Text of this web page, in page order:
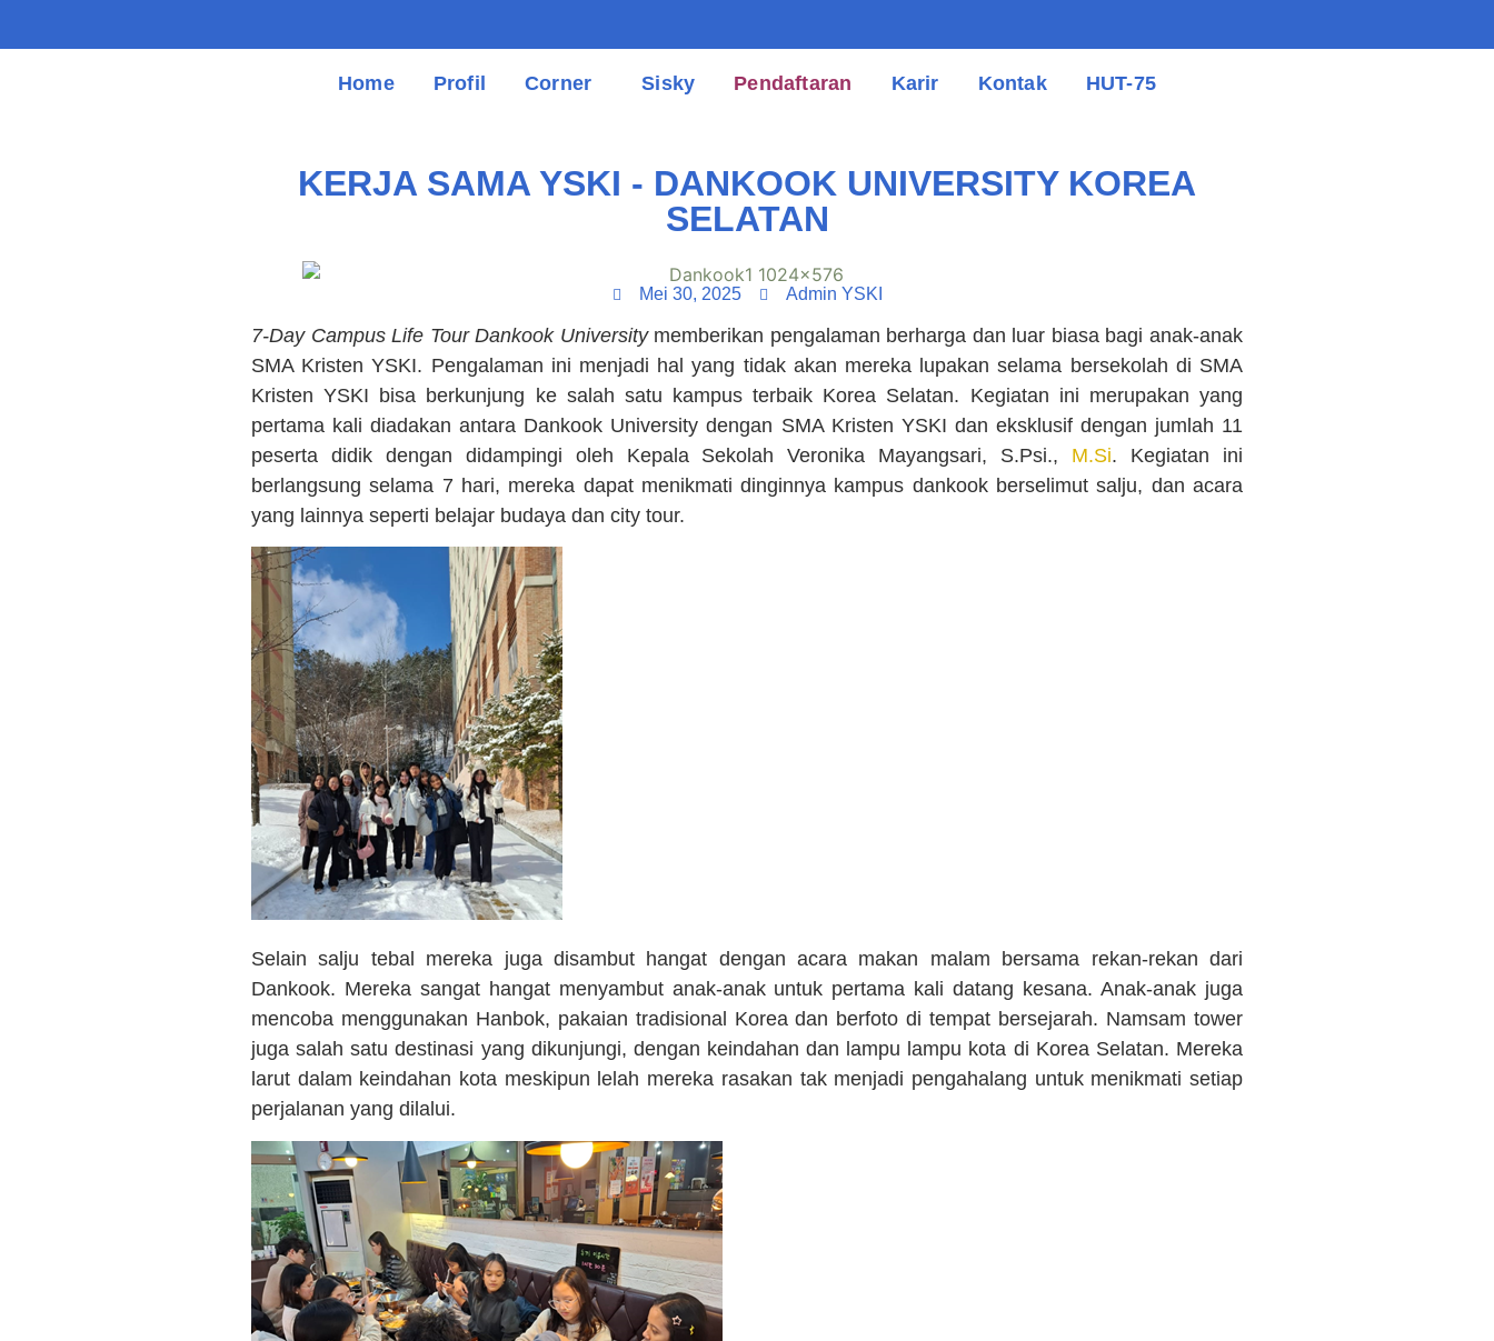
Home Profil Corner Sisky Pendaftaran Karir Kontak HUT-75
KERJA SAMA YSKI - DANKOOK UNIVERSITY KOREA
SELATAN
Mei 30, 2025 Admin YSKI
7-Day Campus Life Tour Dankook University memberikan pengalaman berharga dan luar biasa bagi anak-anak
SMA Kristen YSKI. Pengalaman ini menjadi hal yang tidak akan mereka lupakan selama bersekolah di SMA
Kristen YSKI bisa berkunjung ke salah satu kampus terbaik Korea Selatan. Kegiatan ini merupakan yang
pertama kali diadakan antara Dankook University dengan SMA Kristen YSKI dan eksklusif dengan jumlah 11
peserta didik dengan didampingi oleh Kepala Sekolah Veronika Mayangsari, S.Psi., M.Si. Kegiatan ini
berlangsung selama 7 hari, mereka dapat menikmati dinginnya kampus dankook berselimut salju, dan acara
yang lainnya seperti belajar budaya dan city tour.
Selain salju tebal mereka juga disambut hangat dengan acara makan malam bersama rekan-rekan dari
Dankook. Mereka sangat hangat menyambut anak-anak untuk pertama kali datang kesana. Anak-anak juga
mencoba menggunakan Hanbok, pakaian tradisional Korea dan berfoto di tempat bersejarah. Namsam tower
juga salah satu destinasi yang dikunjungi, dengan keindahan dan lampu lampu kota di Korea Selatan. Mereka
larut dalam keindahan kota meskipun lelah mereka rasakan tak menjadi pengahalang untuk menikmati setiap
perjalanan yang dilalui.